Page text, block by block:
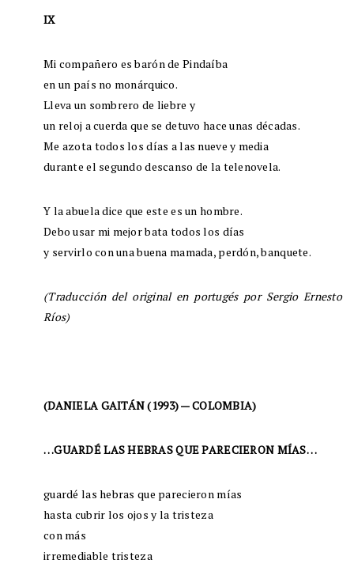
IX
Mi compañero es barón de Pindaíba
en un país no monárquico.
Lleva un sombrero de liebre y
un reloj a cuerda que se detuvo hace unas décadas.
Me azota todos los días a las nueve y media
durante el segundo descanso de la telenovela.
Y la abuela dice que este es un hombre.
Debo usar mi mejor bata todos los días
y servirlo con una buena mamada, perdón, banquete.
(Traducción del original en portugés por Sergio Ernesto
Ríos)
(DANIELA GAITÁN (1993) — COLOMBIA)
…GUARDÉ LAS HEBRAS QUE PARECIERON MÍAS…
guardé las hebras que parecieron mías
hasta cubrir los ojos y la tristeza
con más
irremediable tristeza